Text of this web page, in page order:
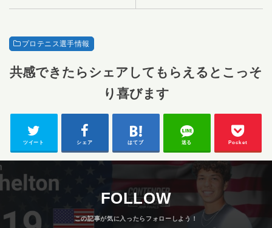
プロテニス選手情報
共感できたらシェアしてもらえるとこっそ
り喜びます
ツイート シェア はてブ 送る Pocket
FOLLOW